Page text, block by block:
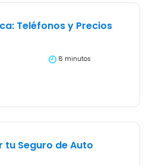
Teléfonos y Precios
8 minutos
Seguro de Auto